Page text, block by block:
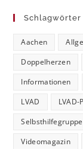
Schlagwörter
Aachen
Doppelherzen
Informationen
LVAD
Selbsthilfegruppe
Videomagazin